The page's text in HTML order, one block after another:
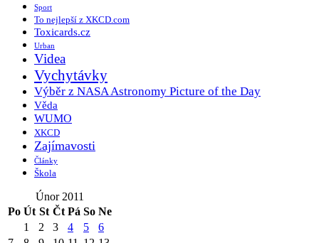
Sport
To nejlepší z XKCD.com
Toxicards.cz
Urban
Videa
Vychytávky
Výběr z NASA Astronomy Picture of the Day
Věda
WUMO
XKCD
Zajímavosti
Články
Škola
Únor 2011
Po Út St Čt Pá So Ne
1
2 3 4 5
6